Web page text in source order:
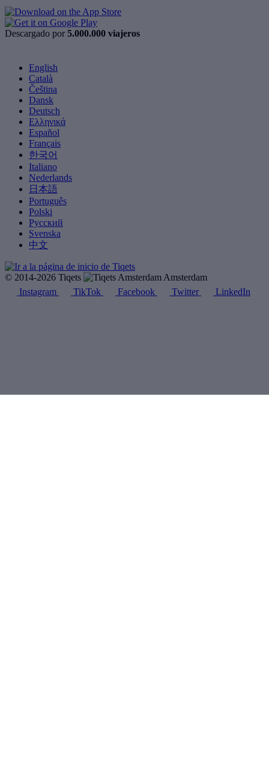
Descargado por 5.000.000 viajeros
English
Català
Čeština
Dansk
Deutsch
Ελληνικά
Español
Français
한국어
Italiano
Nederlands
日本語
Português
Polski
Русский
Svenska
中文
© 2014-2026 Tiqets
Amsterdam
Instagram
TikTok Facebook Twitter LinkedIn